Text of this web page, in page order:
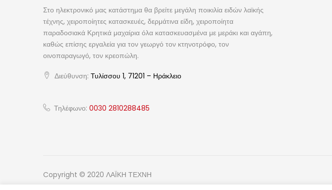
Στο ηλεκτρονικό μας κατάστημα θα βρείτε μεγάλη ποικιλία ειδών λαϊκής
τέχνης, χειροποίητες κατασκευές, δερμάτινα είδη, χειροποίητα
παραδοσιακά Κρητικά μαχαίρια όλα κατασκευασμένα με μεράκι και αγάπη,
καθώς επίσης εργαλεία για τον γεωργό τον κτηνοτρόφο, τον
οινοπαραγωγό, τον κρεοπώλη.
Διεύθυνση: Τυλίσσου 1, 71201 – Ηράκλειο
Τηλέφωνο: 0030 2810288485
Copyright © 2020 ΛΑΪΚΗ ΤΕΧΝΗ